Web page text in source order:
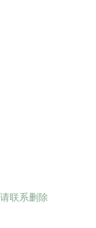
联系删除